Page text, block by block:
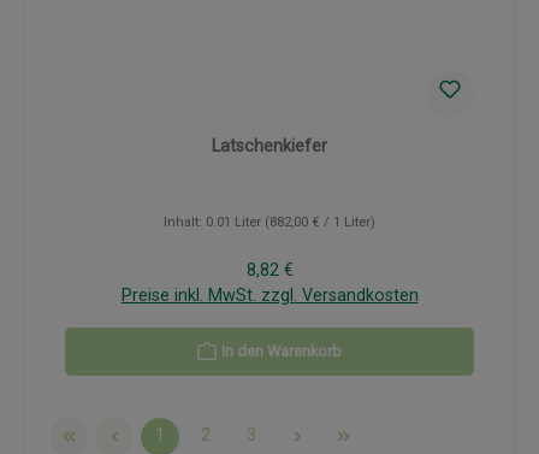
Latschenkiefer
Inhalt: 0.01 Liter (882,00 € / 1 Liter)
Regulärer Preis:
8,82 €
Preise inkl. MwSt. zzgl. Versandkosten
In den Warenkorb
Seite
1 Seite
2 Seite
3